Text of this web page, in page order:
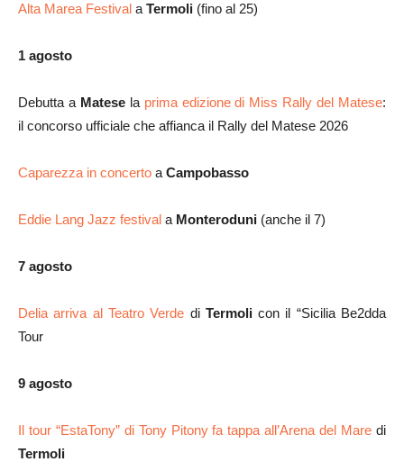
Alta Marea Festival a Termoli (fino al 25)
1 agosto
Debutta a Matesela prima edizione di Miss Rally del Matese:
il concorso ufficiale che affianca il Rally del Matese 2026
Caparezza in concerto a Campobasso
Eddie Lang Jazz festival a Monteroduni (anche il 7)
7 agosto
Delia arriva al Teatro Verde di Termolicon il “Sicilia Be2dda
Tour
9 agosto
Il tour “EstaTony” di Tony Pitony fa tappa all’Arena del Mare di
Termoli